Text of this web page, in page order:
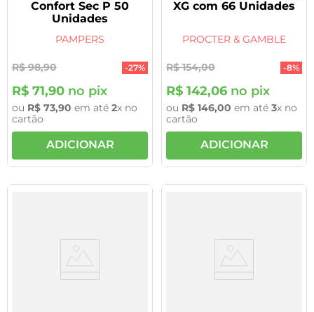
Confort Sec P 50
Unidades
PAMPERS
R$ 98,90 -27%
R$ 71,90 no pix
ou R$ 73,90 em até 2x no
cartão
ADICIONAR
XG com 66 Unidades
PROCTER & GAMBLE
R$ 154,00 -8%
R$ 142,06 no pix
ou R$ 146,00 em até 3x no
cartão
ADICIONAR